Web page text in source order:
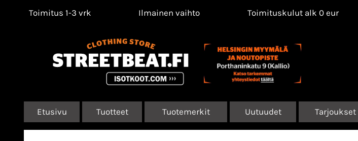
Toimitus 1-3 vrk Ilmainen vaihto Toimituskulut alk 0 eur
Etusivu Tuotteet Tuotemerkit Uutuudet Tarjoukset